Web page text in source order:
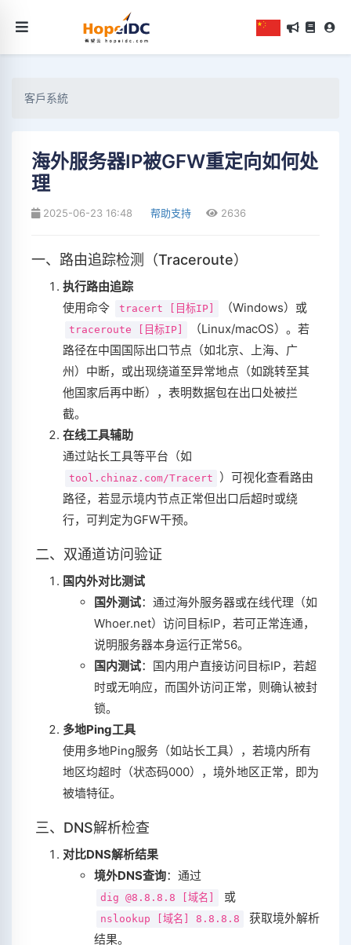
客戶系統
海外服务器IP被GFW重定向如何处
理
2025-06-23 16:48 帮助支持 2636
一、路由追踪检测（Traceroute）
执行路由追踪
使用命令
tracert [目标IP] （Windows）或
traceroute [目标IP]
（Linux/macOS）。若
路径在中国国际出口节点（如北京、上海、广
州）中断，或出现绕道至异常地点（如跳转至其
他国家后再中断），表明数据包在出口处被拦
截。
在线工具辅助
通过站长工具等平台（如
tool.chinaz.com/Tracert
）可视化查看路由
路径，若显示境内节点正常但出口后超时或绕
行，可判定为GFW干预。
二、双通道访问验证
国内外对比测试
国外测试‌：通过海外服务器或在线代理（如
Whoer.net）访问目标IP，若可正常连通，
说明服务器本身运行正常56。
国内测试‌：国内用户直接访问目标IP，若超
时或无响应，而国外访问正常，则确认被封
锁。
多地Ping工具
使用多地Ping服务（如站长工具），若境内所有
地区均超时（状态码000），境外地区正常，即为
被墙特征。
三、DNS解析检查
对比DNS解析结果
境外DNS查询‌：通过
dig @8.8.8.8 [域名] 或
nslookup [域名] 8.8.8.8
获取境外解析
结果。